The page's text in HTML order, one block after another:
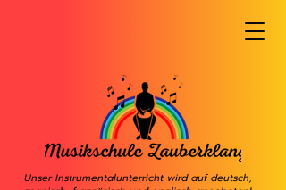
Unser Instrumentalunterricht wird auf deutsch,